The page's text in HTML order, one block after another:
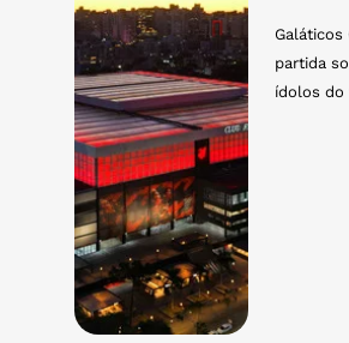
Galáticos
partida
ídolos do